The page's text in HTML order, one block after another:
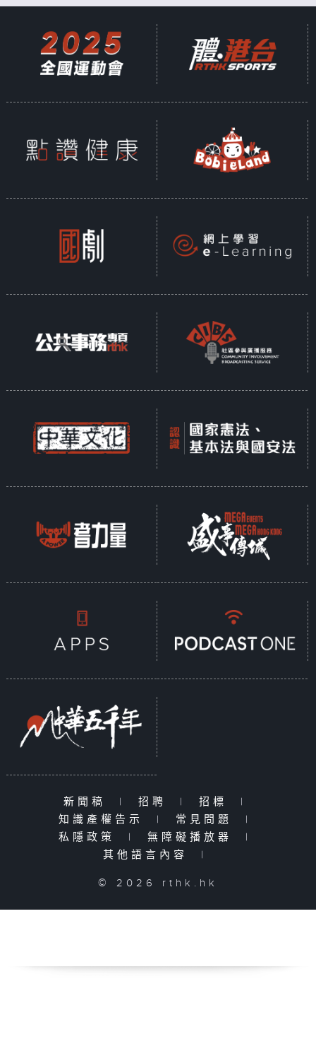
新聞稿 | 招聘 | 招標
|
知識產權告示
| 常見問題
|
私隱政策
| 無障礙播放器
|
其他語言內容
|
© 2026 rthk.hk